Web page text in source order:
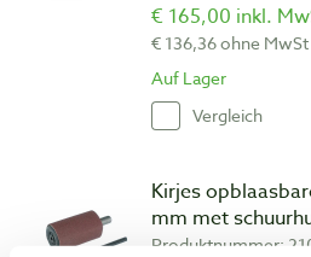
€ 165,00 inkl.
€ 136,36 ohne MwSt
Auf Lager
Vergleich
Kirjes
mm met
Produktnummer: